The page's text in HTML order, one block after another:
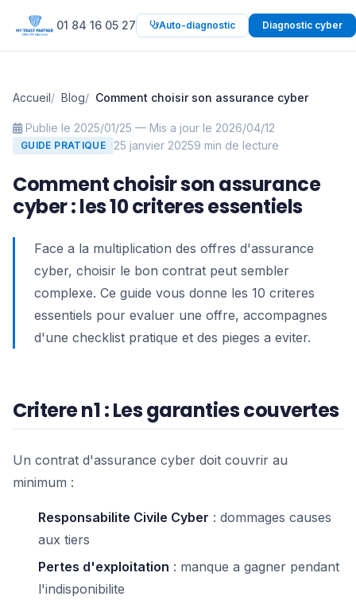
01 84 16 05 27 Auto-diagnostic Diagnostic cyber
Accueil Blog Comment choisir son assurance cyber
Publie le 2025/01/25 — Mis a jour le 2026/04/12
GUIDE PRATIQUE 25 janvier 20259 min de lecture
Comment choisir son assurance
cyber : les 10 criteres essentiels
Face a la multiplication des offres d'assurance
cyber, choisir le bon contrat peut sembler
complexe. Ce guide vous donne les 10 criteres
essentiels pour evaluer une offre, accompagnes
d'une checklist pratique et des pieges a eviter.
Critere n1 : Les garanties couvertes
Un contrat d'assurance cyber doit couvrir au
minimum :
Responsabilite Civile Cyber : dommages causes
aux tiers
Pertes d'exploitation : manque a gagner pendant
l'indisponibilite